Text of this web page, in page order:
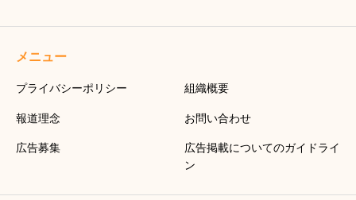
メニュー
プライバシーポリシー 組織概要
報道理念 お問い合わせ
広告募集
広告掲載についてのガイドライ
ン